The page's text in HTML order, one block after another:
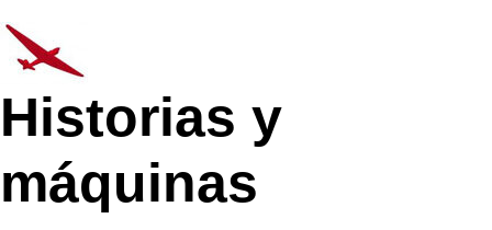
al
contenido
Historias y
máquinas